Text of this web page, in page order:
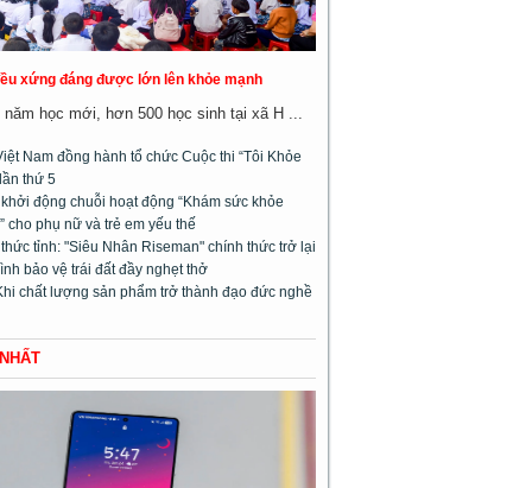
xứng đáng được lớn lên khỏe mạnh
học mới, hơn 500 học sinh tại xã H ...
Nam đồng hành tổ chức Cuộc thi “Tôi Khỏe
thứ 5
động chuỗi hoạt động “Khám sức khỏe
cho phụ nữ và trẻ em yếu thế
tỉnh: "Siêu Nhân Riseman" chính thức trở lại
bảo vệ trái đất đầy nghẹt thở
chất lượng sản phẩm trở thành đạo đức nghề